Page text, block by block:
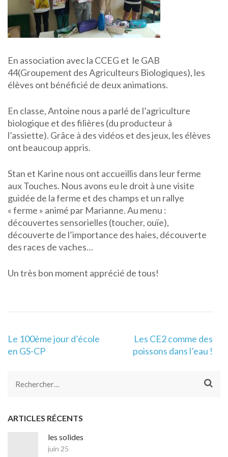
En association avec la CCEG et le GAB
44(Groupement des Agriculteurs Biologiques), les
élèves ont bénéficié de deux animations.
En classe, Antoine nous a parlé de l’agriculture
biologique et des filières (du producteur à
l’assiette). Grâce à des vidéos et des jeux, les élèves
ont beaucoup appris.
Stan et Karine nous ont accueillis dans leur ferme
aux Touches. Nous avons eu le droit à une visite
guidée de la ferme et des champs et un rallye
« ferme » animé par Marianne. Au menu :
découvertes sensorielles (toucher, ouïe),
découverte de l’importance des haies, découverte
des races de vaches…
Un très bon moment apprécié de tous!
Navigation
de
Le 100ème jour d’école
en GS-CP
Les CE2 comme des
poissons dans l’eau !
Rechercher :
ARTICLES RÉCENTS
les solides
juin 25